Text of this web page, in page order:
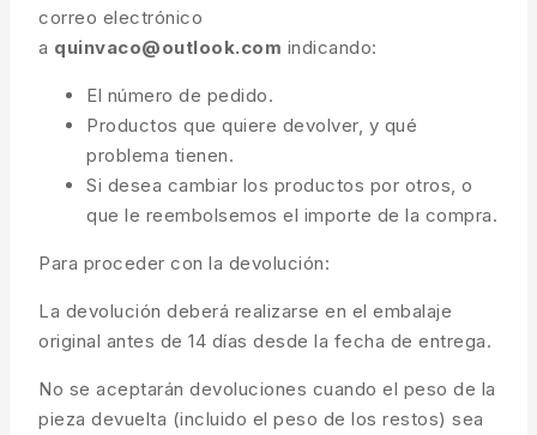
correo electrónico
a quinvaco@outlook.com indicando:
El número de pedido.
Productos que quiere devolver, y qué
problema tienen.
Si desea cambiar los productos por otros, o
que le reembolsemos el importe de la compra.
Para proceder con la devolución:
La devolución deberá realizarse en el embalaje
original antes de 14 días desde la fecha de entrega.
No se aceptarán devoluciones cuando el peso de la
pieza devuelta (incluido el peso de los restos) sea